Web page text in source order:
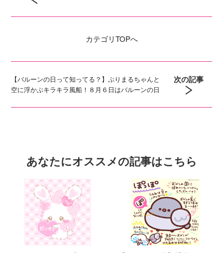
カテゴリTOPへ
【バルーンの日って知ってる？】ぷりまるちゃんと
空に浮かぶキラキラ風船！８月６日はバルーンの日
次の記事
あなたにオススメの記事はこちら